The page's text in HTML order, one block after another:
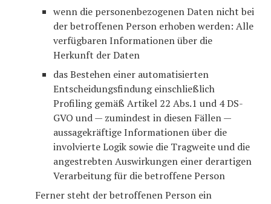
wenn die personenbezogenen Daten nicht bei
der betroffenen Person erhoben werden: Alle
verfügbaren Informationen über die
Herkunft der Daten
das Bestehen einer automatisierten
Entscheidungsfindung einschließlich
Profiling gemäß Artikel 22 Abs.1 und 4 DS-
GVO und — zumindest in diesen Fällen —
aussagekräftige Informationen über die
involvierte Logik sowie die Tragweite und die
angestrebten Auswirkungen einer derartigen
Verarbeitung für die betroffene Person
Ferner steht der betroffenen Person ein